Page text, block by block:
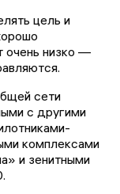
цель и
очень низко —
сети
с другими
комплексами
и зенитными